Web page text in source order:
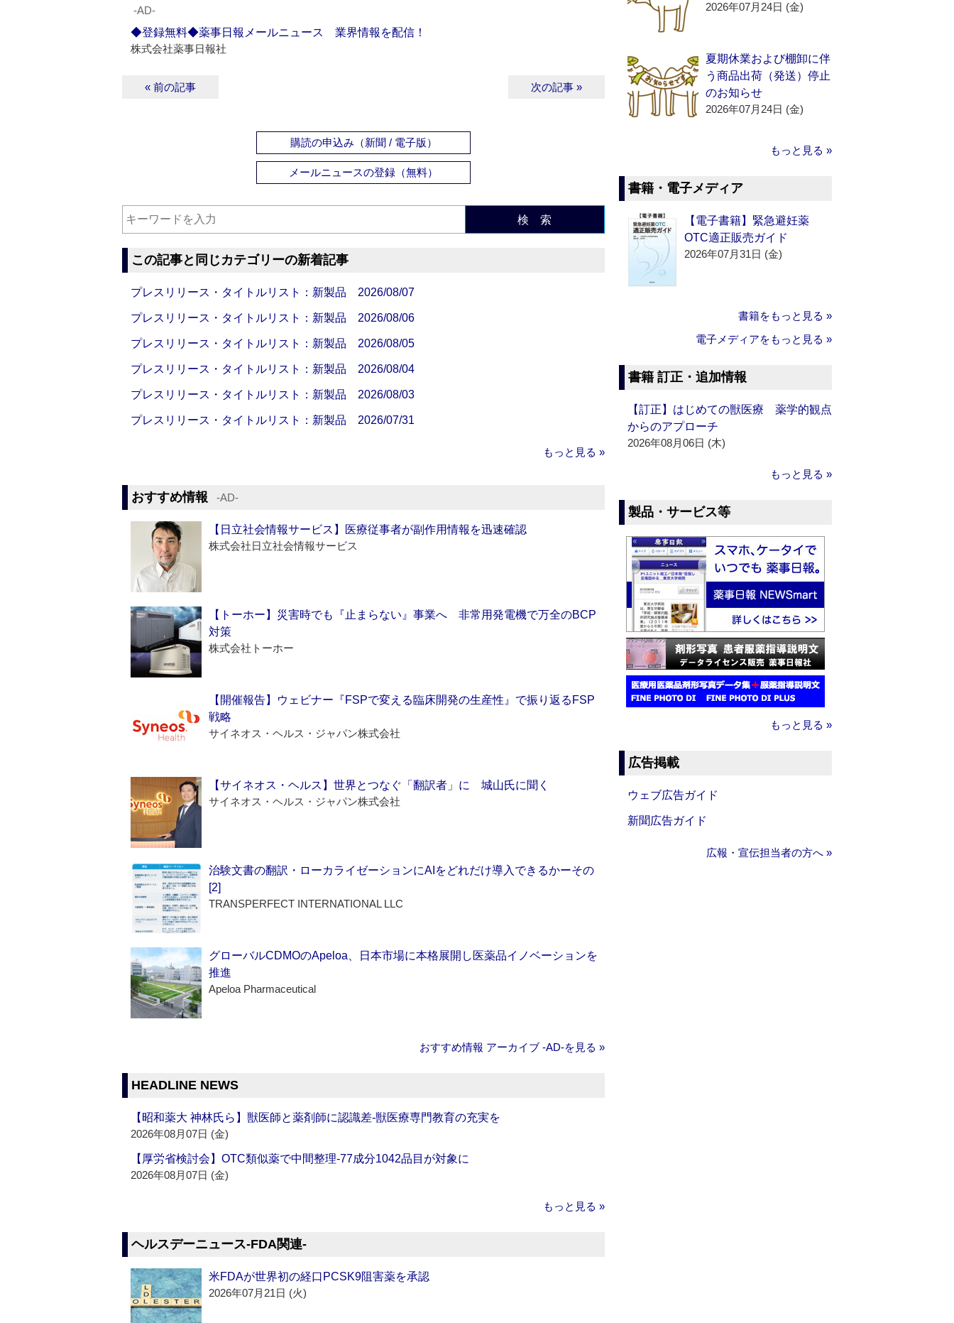
‐AD‐
◆登録無料◆薬事日報メールニュース 業界情報を配信！
株式会社薬事日報社
« 前の記事 次の記事 »
購読の申込み（新聞 / 電子版）
メールニュースの登録（無料）
検 索
この記事と同じカテゴリーの新着記事
プレスリリース・タイトルリスト：新製品 2026/08/07
プレスリリース・タイトルリスト：新製品 2026/08/06
プレスリリース・タイトルリスト：新製品 2026/08/05
プレスリリース・タイトルリスト：新製品 2026/08/04
プレスリリース・タイトルリスト：新製品 2026/08/03
プレスリリース・タイトルリスト：新製品 2026/07/31
もっと見る »
おすすめ情報 ‐AD‐
【日立社会情報サービス】医療従事者が副作用情報を迅速確認
株式会社日立社会情報サービス
【トーホー】災害時でも『止まらない』事業へ 非常用発電機で万全のBCP
対策
株式会社トーホー
【開催報告】ウェビナー『FSPで変える臨床開発の生産性』で振り返るFSP
戦略
サイネオス・ヘルス・ジャパン株式会社
【サイネオス・ヘルス】世界とつなぐ「翻訳者」に 城山氏に聞く
サイネオス・ヘルス・ジャパン株式会社
治験文書の翻訳・ローカライゼーションにAIをどれだけ導入できるかーその
[2]
TRANSPERFECT INTERNATIONAL LLC
グローバルCDMOのApeloa、日本市場に本格展開し医薬品イノベーションを
推進
Apeloa Pharmaceutical
おすすめ情報 アーカイブ ‐AD‐を見る »
HEADLINE NEWS
【昭和薬大 神林氏ら】獣医師と薬剤師に認識差‐獣医療専門教育の充実を
2026年08月07日 (金)
【厚労省検討会】OTC類似薬で中間整理‐77成分1042品目が対象に
2026年08月07日 (金)
もっと見る »
ヘルスデーニュース‐FDA関連‐
米FDAが世界初の経口PCSK9阻害薬を承認
2026年07月21日 (火)
2026年07月24日 (金)
夏期休業および棚卸に伴
う商品出荷（発送）停止
のお知らせ
2026年07月24日 (金)
もっと見る »
書籍・電子メディア
【電子書籍】緊急避妊薬
OTC適正販売ガイド
2026年07月31日 (金)
書籍をもっと見る »
電子メディアをもっと見る »
書籍 訂正・追加情報
【訂正】はじめての獣医療 薬学的観点
からのアプローチ
2026年08月06日 (木)
もっと見る »
製品・サービス等
もっと見る »
広告掲載
ウェブ広告ガイド
新聞広告ガイド
広報・宣伝担当者の方へ »